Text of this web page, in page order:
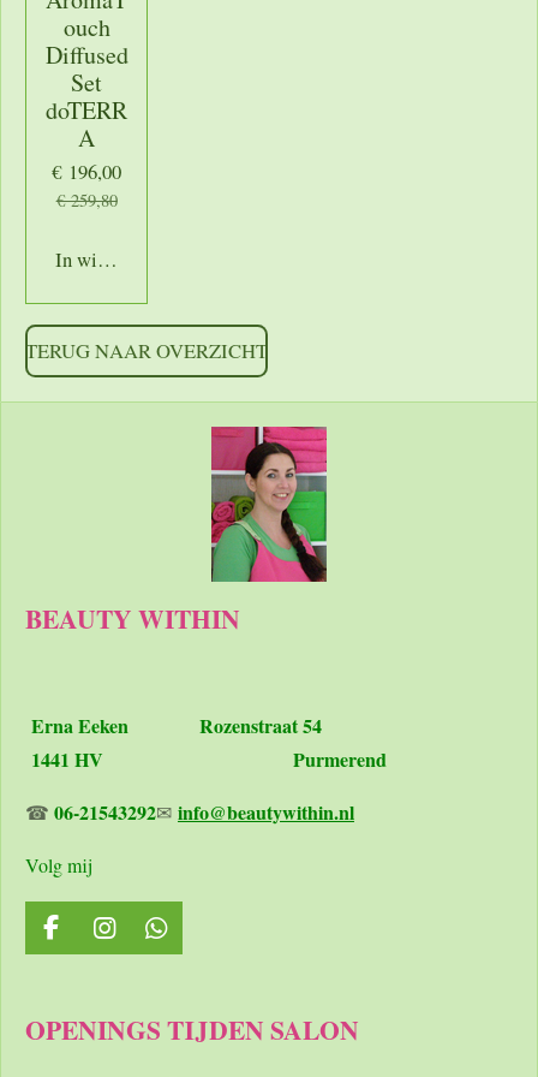
ouch
Diffused
Set
doTERR
A
€ 196,00
€ 259,80
In winkelwagen
TERUG NAAR OVERZICHT
BEAUTY WITHIN
Erna Eeken Rozenstraat 54
1441 HV Purmerend
☎ 06-21543292✉ info@beautywithin.nl
Volg mij
F
a
b
I
n
a
W
h
s
OPENINGS TIJDEN SALON